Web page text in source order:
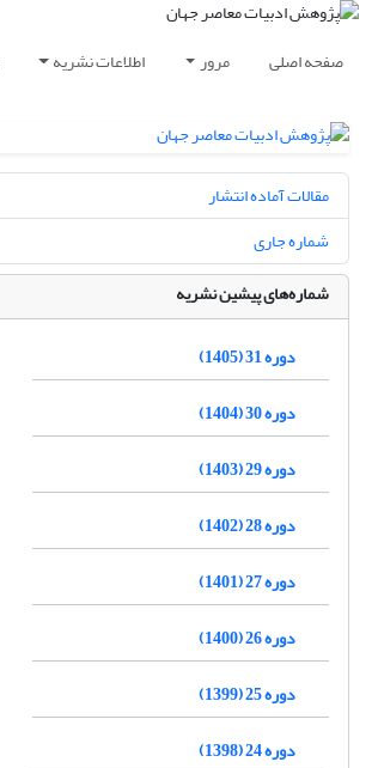
صفحه اصلی مرور اطلاعات نشریه
مقالات آماده انتشار
شماره جاری
شماره‌های پیشین نشریه
دوره 31 (1405)
دوره 30 (1404)
دوره 29 (1403)
دوره 28 (1402)
دوره 27 (1401)
دوره 26 (1400)
دوره 25 (1399)
دوره 24 (1398)